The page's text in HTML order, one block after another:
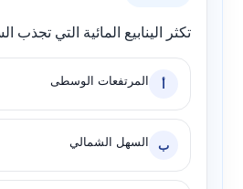
تكثر الينابيع المائية التي تجذب
أ المرتفعات الوسطى
ب السهل الشمالي